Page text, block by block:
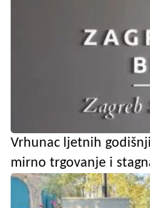
Vrhunac ljetnih
mirno trgovanje i